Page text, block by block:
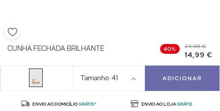
CUNHA FECHADA BRILHANTE 40% 24,99 €
14,99 €
Tamanho 41 ADICIONAR
ENVIO AO DOMICÍLIOGRÁTIS* ENVIO AO LOJAGRÁTIS